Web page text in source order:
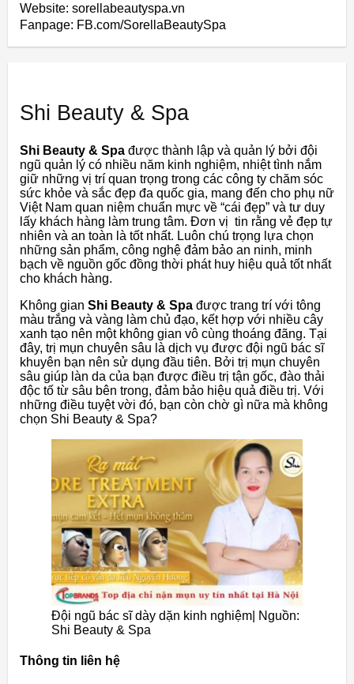
Website: sorellabeautyspa.vn
Fanpage: FB.com/SorellaBeautySpa
Shi Beauty & Spa
Shi Beauty & Spa được thành lập và quản lý bởi đội
ngũ quản lý có nhiều năm kinh nghiệm, nhiệt tình nắm
giữ những vị trí quan trọng trong các công ty chăm sóc
sức khỏe và sắc đẹp đa quốc gia, mang đến cho phụ nữ
Việt Nam quan niệm chuẩn mực về “cái đẹp” và tư duy
lấy khách hàng làm trung tâm. Đơn vị tin rằng vẻ đẹp tự
nhiên và an toàn là tốt nhất. Luôn chú trọng lựa chọn
những sản phẩm, công nghệ đảm bảo an ninh, minh
bạch về nguồn gốc đồng thời phát huy hiệu quả tốt nhất
cho khách hàng.
Không gian Shi Beauty & Spa được trang trí với tông
màu trắng và vàng làm chủ đạo, kết hợp với nhiều cây
xanh tạo nên một không gian vô cùng thoáng đãng. Tại
đây, trị mụn chuyên sâu là dịch vụ được đội ngũ bác sĩ
khuyên bạn nên sử dụng đầu tiên. Bởi trị mụn chuyên
sâu giúp làn da của bạn được điều trị tận gốc, đào thải
độc tố từ sâu bên trong, đảm bảo hiệu quả điều trị. Với
những điều tuyệt vời đó, bạn còn chờ gì nữa mà không
chọn Shi Beauty & Spa?
Đội ngũ bác sĩ dày dặn kinh nghiệm| Nguồn:
Shi Beauty & Spa
Thông tin liên hệ